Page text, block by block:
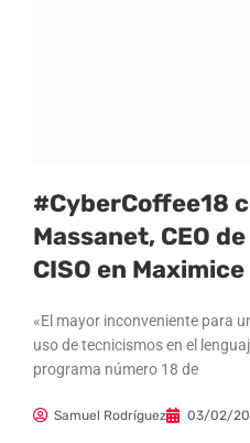
#CyberCoffee18
Massanet, CEO
CISO en
«El mayor inconveniente para
uso de tecnicismos en el
programa número 18 de
Samuel Rodríguez 03/02/